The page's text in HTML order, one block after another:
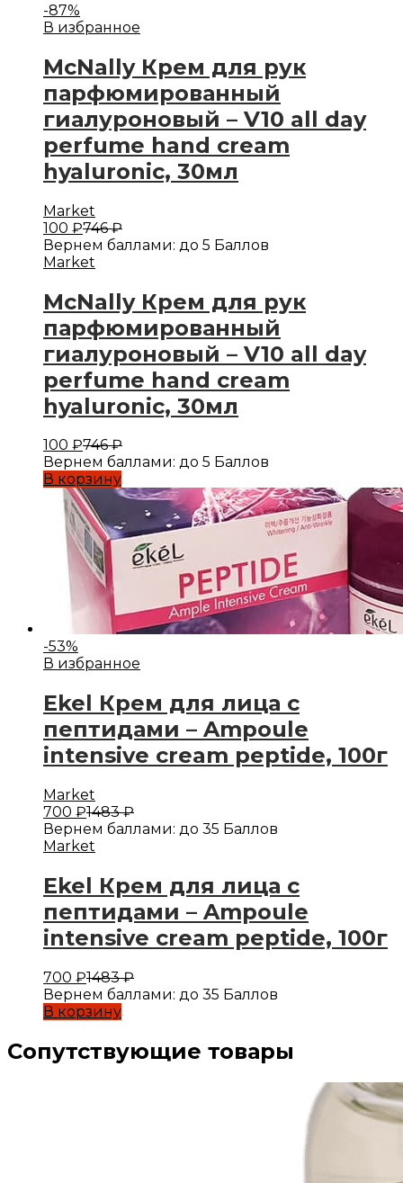
-87%
В избранное
McNally Крем для рук
парфюмированный
гиалуроновый – V10 all day
perfume hand cream
hyaluronic, 30мл
Market
100 ₽746₽
Вернем баллами: до 5 Баллов
Market
McNally Крем для рук
парфюмированный
гиалуроновый – V10 all day
perfume hand cream
hyaluronic, 30мл
100 ₽746₽
Вернем баллами: до 5 Баллов
В корзину
-53%
В избранное
Ekel Крем для лица с
пептидами – Ampoule
intensive cream peptide, 100г
Market
700 ₽1483₽
Вернем баллами: до 35 Баллов
Market
Ekel Крем для лица с
пептидами – Ampoule
intensive cream peptide, 100г
700 ₽1483₽
Вернем баллами: до 35 Баллов
В корзину
Сопутствующие товары